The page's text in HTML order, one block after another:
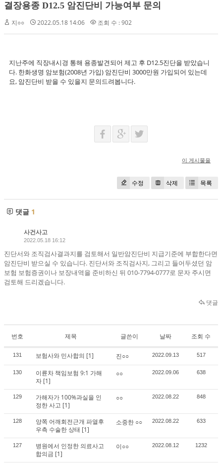
결장용종 D12.5 암진단비 가능여부 문의
지○○ 2022.05.18 14:06 조회 수 : 902
지난주에 직장내시경 통해 용종발견되어 제고 후 D12.5진단을 받았습니
다. 한화생명 암보험(2008년 가입) 암진단비 3000만원 가입되어 있는데
요, 암진단비 받을 수 있을지 문의드려봅니다.
이 게시물을
수정 삭제 목록
댓글 1
사건사고
2022.05.18 16:12
진단서와 조직검사결과지를 검토해서 일반암진단비 지급기준에 부합한다면
암진단비 받으실 수 있습니다. 진단서와 조직검사지, 그리고 들어두셨던 암
보험 보험증권이나 보장내역을 준비하신 뒤 010-7794-0777로 문자 주시면
검토해 드리겠습니다.
댓글
번호 제목 글쓴이 날짜 조회 수
131 보험사와 민사합의 [1] 진○○ 2022.09.13 517
130
이륜차 책임보험 9:1 가해
자 [1]
○○ 2022.09.06 638
129
가해자가 100%과실을 인
정한 사고 [1]
○○ 2022.08.22 848
128
양쪽 어깨회전근개 파열후
우측 수술한 상태 [1]
소중한 ○○ 2022.08.22 633
127
병원에서 인정한 의료사고
합의금 [1]
이○○ 2022.08.12 1232